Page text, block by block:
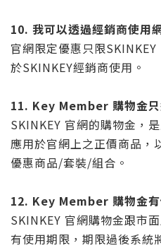
10. 我可以透過經銷商使用
官網限定優惠只限
於SKINKEY經銷商使用。
11. Key Member 購物金只
SKINKEY 官網的購物金，
應用於官網上之正價商品，
優惠商品/套裝/組合。
12. Key Member 購物金有
SKINKEY 官網購物金跟市
有使用期限，期限過後系統